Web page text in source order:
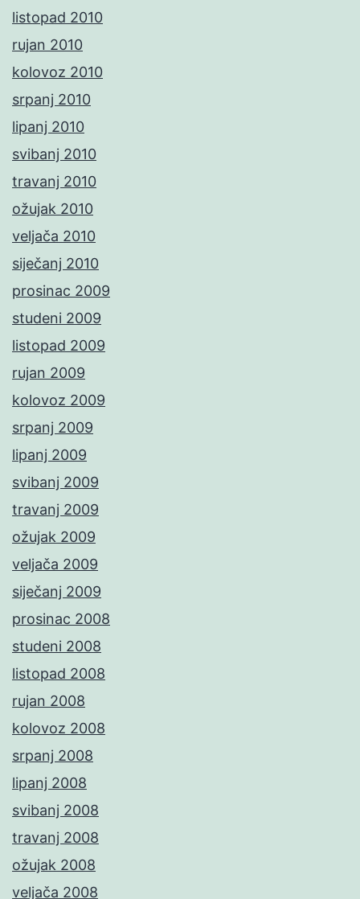
listopad 2010
rujan 2010
kolovoz 2010
srpanj 2010
lipanj 2010
svibanj 2010
travanj 2010
ožujak 2010
veljača 2010
siječanj 2010
prosinac 2009
studeni 2009
listopad 2009
rujan 2009
kolovoz 2009
srpanj 2009
lipanj 2009
svibanj 2009
travanj 2009
ožujak 2009
veljača 2009
siječanj 2009
prosinac 2008
studeni 2008
listopad 2008
rujan 2008
kolovoz 2008
srpanj 2008
lipanj 2008
svibanj 2008
travanj 2008
ožujak 2008
veljača 2008